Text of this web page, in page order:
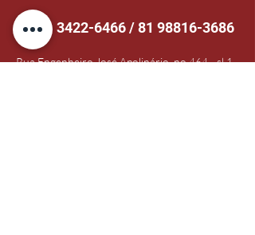
81 3422-6466/81 98816-3686
Rua Engenheiro José Apolinário, no 464 - sl 1 -